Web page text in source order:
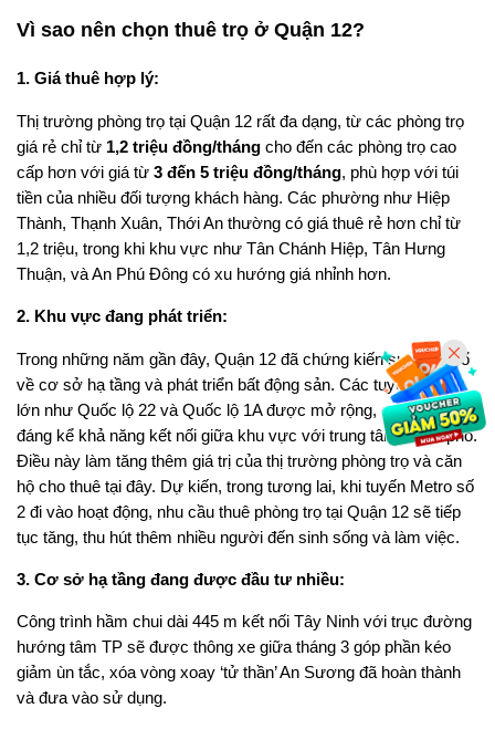
Vì sao nên chọn thuê trọ ở Quận 12?
1. Giá thuê hợp lý:
Thị trường phòng trọ tại Quận 12 rất đa dạng, từ các phòng trọ
giá rẻ chỉ từ 1,2 triệu đồng/tháng cho đến các phòng trọ cao
cấp hơn với giá từ 3 đến 5 triệu đồng/tháng, phù hợp với túi
tiền của nhiều đối tượng khách hàng. Các phường như Hiệp
Thành, Thạnh Xuân, Thới An thường có giá thuê rẻ hơn chỉ từ
1,2 triệu, trong khi khu vực như Tân Chánh Hiệp, Tân Hưng
Thuận, và An Phú Đông có xu hướng giá nhỉnh hơn.
2. Khu vực đang phát triển:
Trong những năm gần đây, Quận 12 đã chứng kiến sự bùng nổ
về cơ sở hạ tầng và phát triển bất động sản. Các tuyến đường
lớn như Quốc lộ 22 và Quốc lộ 1A được mở rộng, cải thiện
đáng kể khả năng kết nối giữa khu vực với trung tâm thành phố.
Điều này làm tăng thêm giá trị của thị trường phòng trọ và căn
hộ cho thuê tại đây. Dự kiến, trong tương lai, khi tuyến Metro số
2 đi vào hoạt động, nhu cầu thuê phòng trọ tại Quận 12 sẽ tiếp
tục tăng, thu hút thêm nhiều người đến sinh sống và làm việc.
3. Cơ sở hạ tầng đang được đầu tư nhiều:
Công trình hầm chui dài 445 m kết nối Tây Ninh với trục đường
hướng tâm TP sẽ được thông xe giữa tháng 3 góp phần kéo
giảm ùn tắc, xóa vòng xoay ‘tử thần’ An Sương đã hoàn thành
và đưa vào sử dụng.